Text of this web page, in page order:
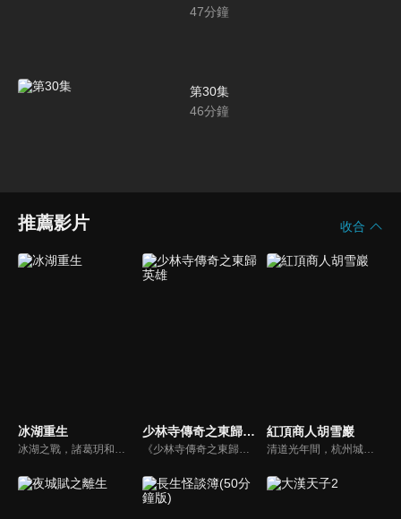
47分鐘
第30集
46分鐘
推薦影片 收合
冰湖重生 少林寺傳奇之東歸英雄
《少林寺傳奇之東歸英雄》陸劇線上看。清朝康熙年間，少林寺和尚們歷經千辛萬苦收復反叛勢力「西魯天會」，萬壽山將軍和冰玉公主被康熙皇帝的真誠所感動，願意進京覲見康熙。卻不料萬壽山詔安爲假，實際上是利用和尚們進入紫禁城，趁機殺掉康熙。一場血雨腥風的生死大戰即將展開。
紅頂商人胡雪巖